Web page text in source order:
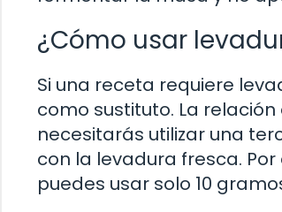
¿Cómo usar
Si una receta requiere
como sustituto. La
necesitarás utilizar una
con la levadura fresca.
puedes usar solo 10